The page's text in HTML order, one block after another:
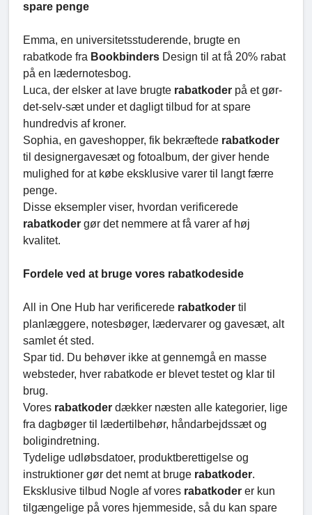
spare penge
Emma, en universitetsstuderende, brugte en
rabatkode fra Bookbinders Design til at få 20% rabat
på en lædernotesbog.
Luca, der elsker at lave brugte rabatkoder på et gør-
det-selv-sæt under et dagligt tilbud for at spare
hundredvis af kroner.
Sophia, en gaveshopper, fik bekræftede rabatkoder
til designergavesæt og fotoalbum, der giver hende
mulighed for at købe eksklusive varer til langt færre
penge.
Disse eksempler viser, hvordan verificerede
rabatkoder gør det nemmere at få varer af høj
kvalitet.
Fordele ved at bruge vores rabatkodeside
All in One Hub har verificerede rabatkoder til
planlæggere, notesbøger, lædervarer og gavesæt, alt
samlet ét sted.
Spar tid. Du behøver ikke at gennemgå en masse
websteder, hver rabatkode er blevet testet og klar til
brug.
Vores rabatkoder dækker næsten alle kategorier, lige
fra dagbøger til lædertilbehør, håndarbejdssæt og
boligindretning.
Tydelige udløbsdatoer, produktberettigelse og
instruktioner gør det nemt at bruge rabatkoder.
Eksklusive tilbud Nogle af vores rabatkoder er kun
tilgængelige på vores hjemmeside, så du kan spare